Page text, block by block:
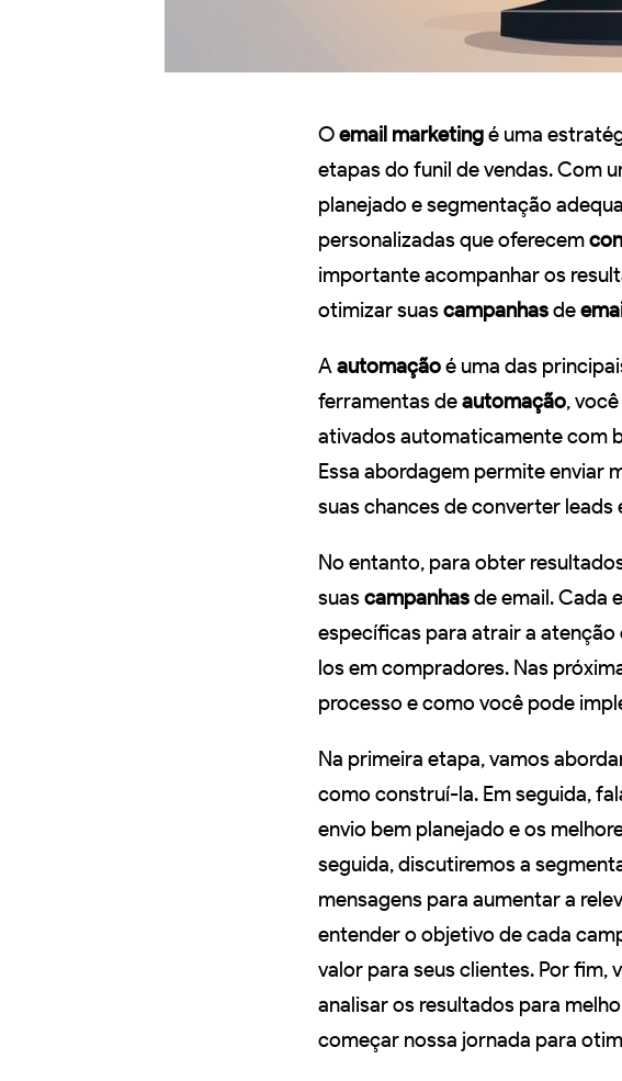
Oemail marketingé uma
etapas do funil de vendas. Com
planejado e segmentação
personalizadas que oferecem
importante acompanhar os
otimizar suascampanhasde
A automaçãoé uma das
ferramentas deautomação,
ativados automaticamente com
Essa abordagem permite enviar
suas chances de converter leads
No entanto, para obter
suascampanhasde email. Cada
específicas para atrair a
los em compradores. Nas
processo e como você pode
Na primeira etapa, vamos
como construí-la. Em seguida,
envio bem planejado e os
seguida, discutiremos a
mensagens para aumentar a
entender o objetivo de cada
valor para seus clientes. Por fim,
analisar os resultados para
começar nossa jornada para